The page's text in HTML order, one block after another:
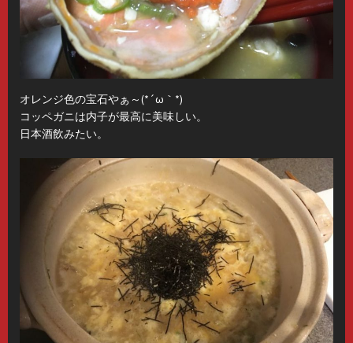
オレンジ色の宝石やぁ～(*´ω｀*)
コッペガニは内子が最高に美味しい。
日本酒飲みたい。